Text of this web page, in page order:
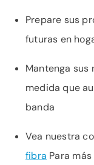
Prepare sus
futuras en
Mantenga sus
medida que
banda
Vea nuestra
fibra Para